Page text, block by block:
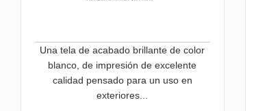
Una tela de acabado brillante de color
blanco, de impresión de excelente
calidad pensado para un uso en
exteriores...